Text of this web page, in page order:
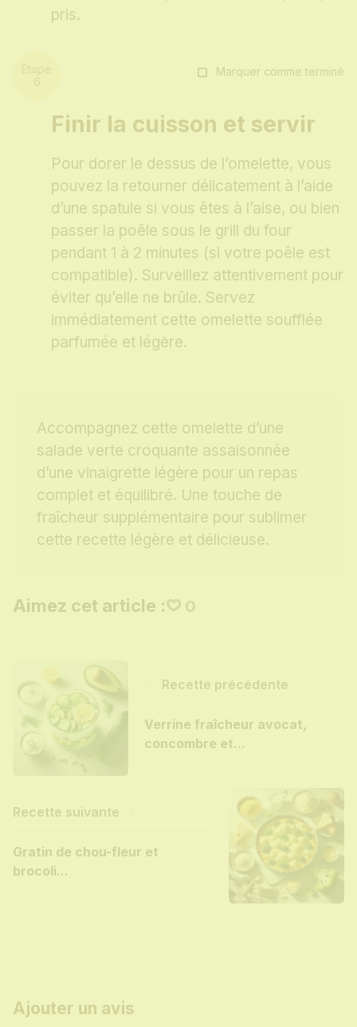
pris.
Marquer comme terminé
Finir la cuisson et servir
Pour dorer le dessus de l’omelette, vous
pouvez la retourner délicatement à l’aide
d’une spatule si vous êtes à l’aise, ou bien
passer la poêle sous le grill du four
pendant 1 à 2 minutes (si votre poêle est
compatible). Surveillez attentivement pour
éviter qu’elle ne brûle. Servez
immédiatement cette omelette soufflée
parfumée et légère.
Accompagnez cette omelette d’une
salade verte croquante assaisonnée
d’une vinaigrette légère pour un repas
complet et équilibré. Une touche de
fraîcheur supplémentaire pour sublimer
cette recette légère et délicieuse.
Aimez cet article : 0
Recette précédente
Verrine fraîcheur avocat,
concombre et...
Recette suivante
Gratin de chou-fleur et
brocoli...
Ajouter un avis